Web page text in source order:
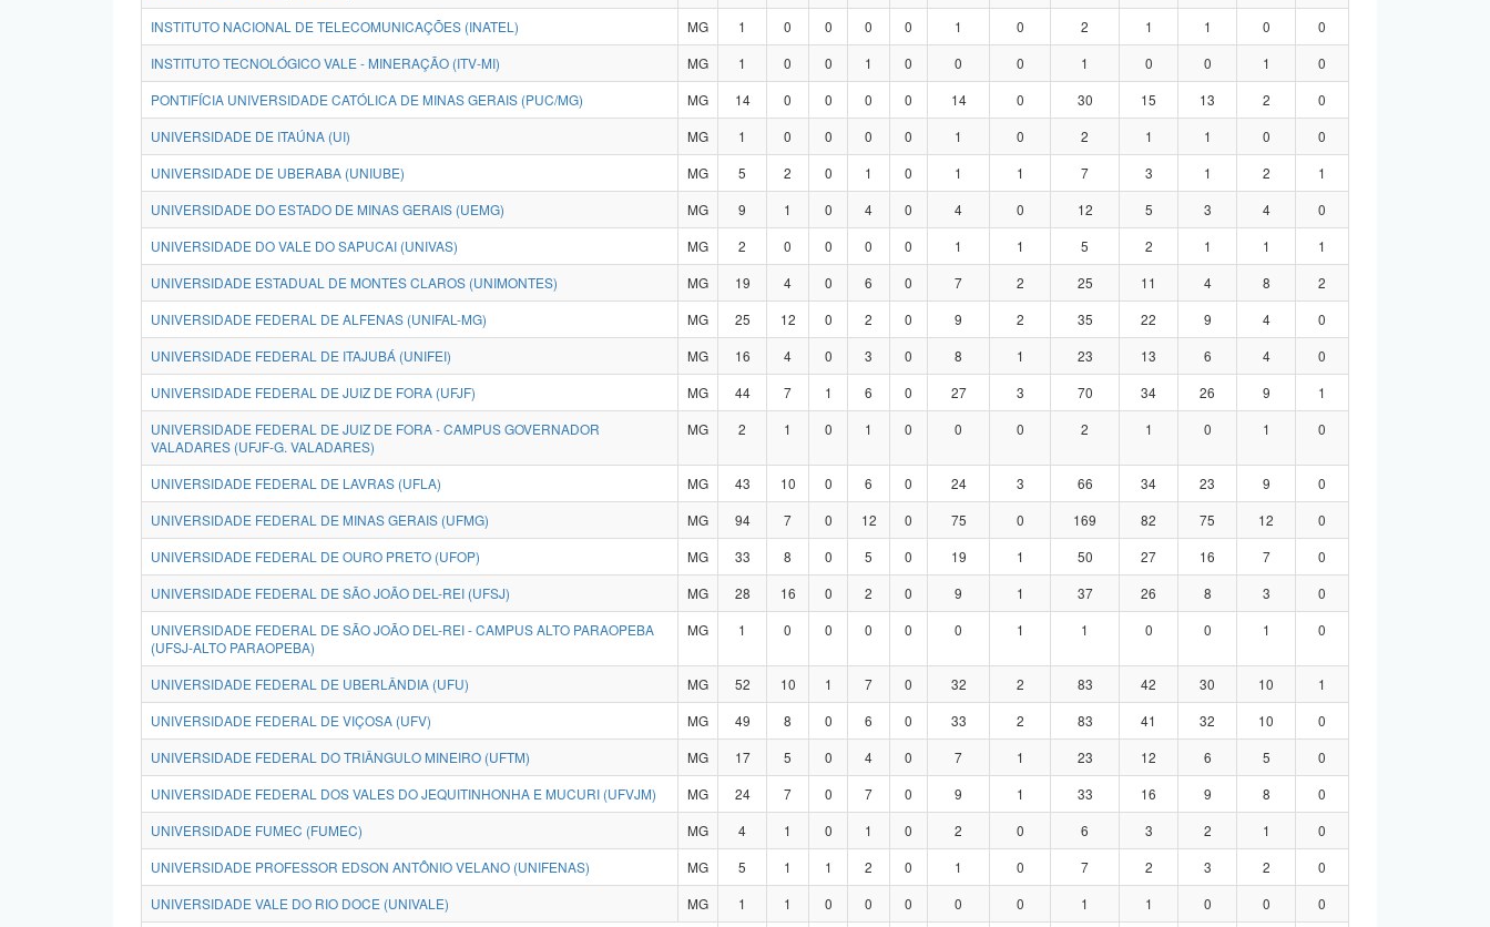
INSTITUTO NACIONAL DE TELECOMUNICAÇÕES (INATEL)
MG 1 0 0 0 0 1 0 2 1 1 0
0
INSTITUTO TECNOLÓGICO VALE - MINERAÇÃO (ITV-MI)
MG 1 0 0 1 0 0 0 1 0 0 1
0
PONTIFÍCIA UNIVERSIDADE CATÓLICA DE MINAS GERAIS (PUC/MG)
MG 14 0 0 0 0 14 0 30 15 13 2
0
UNIVERSIDADE DE ITAÚNA (UI)
MG 1 0 0 0 0 1 0 2 1 1 0
0
UNIVERSIDADE DE UBERABA (UNIUBE)
MG 5 2 0 1 0 1 1 7 3 1 2
1
UNIVERSIDADE DO ESTADO DE MINAS GERAIS (UEMG)
MG 9 1 0 4 0 4 0 12 5 3 4
0
UNIVERSIDADE DO VALE DO SAPUCAI (UNIVAS)
MG 2 0 0 0 0 1 1 5 2 1 1
1
UNIVERSIDADE ESTADUAL DE MONTES CLAROS (UNIMONTES)
MG 19 4 0 6 0 7 2 25 11 4 8
2
UNIVERSIDADE FEDERAL DE ALFENAS (UNIFAL-MG)
MG 25 12 0 2 0 9 2 35 22 9 4
0
UNIVERSIDADE FEDERAL DE ITAJUBÁ (UNIFEI)
MG 16 4 0 3 0 8 1 23 13 6 4
0
UNIVERSIDADE FEDERAL DE JUIZ DE FORA (UFJF)
MG 44 7 1 6 0 27 3 70 34 26 9
1
UNIVERSIDADE FEDERAL DE JUIZ DE FORA - CAMPUS GOVERNADOR
VALADARES (UFJF-G. VALADARES)
MG 2 1 0 1 0 0 0 2 1 0 1 0
UNIVERSIDADE FEDERAL DE LAVRAS (UFLA) MG 43 10 0 6 0 24 3 66 34 23 9
0
UNIVERSIDADE FEDERAL DE MINAS GERAIS (UFMG)
MG 94 7 0 12 0 75 0 169 82 75 12
0
UNIVERSIDADE FEDERAL DE OURO PRETO (UFOP)
MG 33 8 0 5 0 19 1 50 27 16 7
0
UNIVERSIDADE FEDERAL DE SÃO JOÃO DEL-REI (UFSJ)
MG 28 16 0 2 0 9 1 37 26 8 3
0
UNIVERSIDADE FEDERAL DE SÃO JOÃO DEL-REI - CAMPUS ALTO PARAOPEBA
(UFSJ-ALTO PARAOPEBA)
MG 1 0 0 0 0 0 1 1 0 0 1 0
UNIVERSIDADE FEDERAL DE UBERLÂNDIA (UFU) MG 52 10 1 7 0 32 2 83 42 30 10
1
UNIVERSIDADE FEDERAL DE VIÇOSA (UFV)
MG 49 8 0 6 0 33 2 83 41 32 10
0
UNIVERSIDADE FEDERAL DO TRIÂNGULO MINEIRO (UFTM)
MG 17 5 0 4 0 7 1 23 12 6 5
0
UNIVERSIDADE FEDERAL DOS VALES DO JEQUITINHONHA E MUCURI (UFVJM)
MG 24 7 0 7 0 9 1 33 16 9 8
0
UNIVERSIDADE FUMEC (FUMEC)
MG 4 1 0 1 0 2 0 6 3 2 1
0
UNIVERSIDADE PROFESSOR EDSON ANTÔNIO VELANO (UNIFENAS)
MG 5 1 1 2 0 1 0 7 2 3 2
0
UNIVERSIDADE VALE DO RIO DOCE (UNIVALE)
MG 1 1 0 0 0 0 0 1 1 0 0 0